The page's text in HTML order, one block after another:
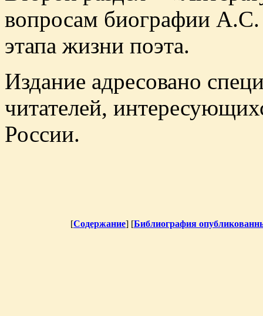
вопросам биографии А.С.
этапа жизни поэта.
Издание адресовано
читателей,
России.
[Содержание] [Библиография